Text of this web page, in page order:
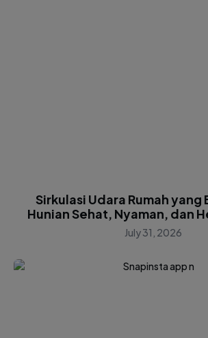
Sirkulasi Udara Rumah yang
Hunian Sehat, Nyaman, dan
July 31, 2026